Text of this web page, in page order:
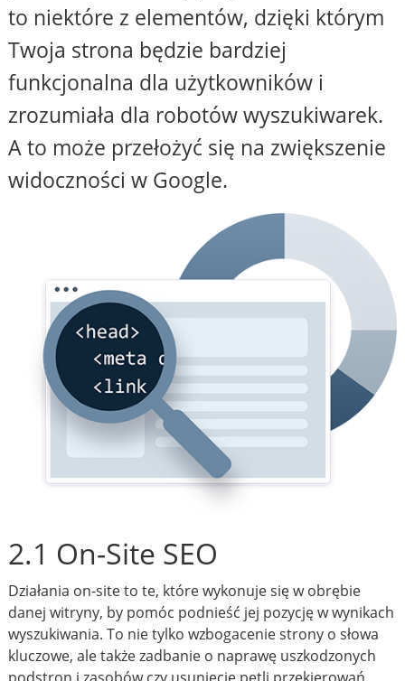
to niektóre z elementów, dzięki którym
Twoja strona będzie bardziej
funkcjonalna dla użytkowników i
zrozumiała dla robotów wyszukiwarek.
A to może przełożyć się na zwiększenie
widoczności w Google.
2.1 On-Site SEO
Działania on-site to te, które wykonuje się w obrębie
danej witryny, by pomóc podnieść jej pozycję w wynikach
wyszukiwania. To nie tylko wzbogacenie strony o słowa
kluczowe, ale także zadbanie o naprawę uszkodzonych
podstron i zasobów czy usunięcie pętli przekierowań.